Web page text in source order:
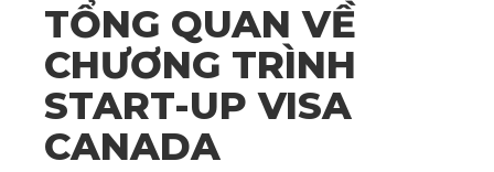
TỔNG QUAN VỀ
CHƯƠNG TRÌNH
START-UP VISA
CANADA